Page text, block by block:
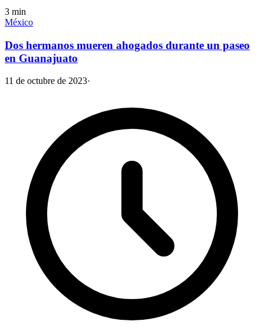
3 min
México
Dos hermanos mueren ahogados durante un paseo
en Guanajuato
11 de octubre de 2023·